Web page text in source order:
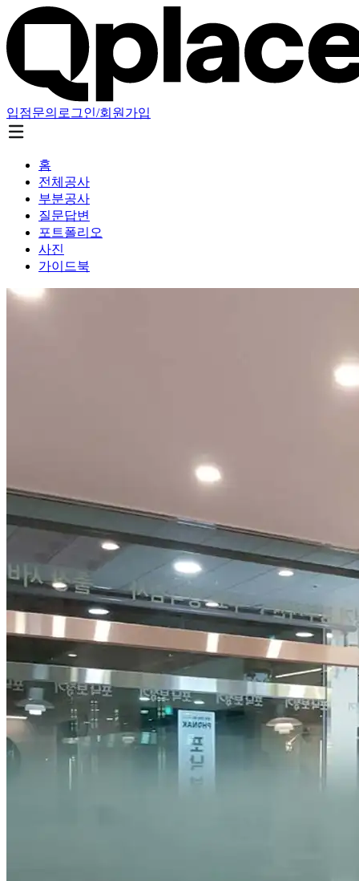
입점문의 로그인/회원가입
홈
전체공사
부분공사
질문답변
포트폴리오
사진
가이드북